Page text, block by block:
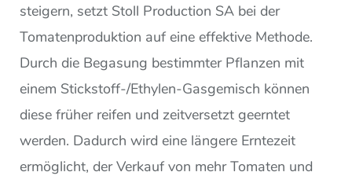
steigern, setzt Stoll Production SA bei der
Tomatenproduktion auf eine effektive Methode.
Durch die Begasung bestimmter Pflanzen mit
einem Stickstoff-/Ethylen-Gasgemisch können
diese früher reifen und zeitversetzt geerntet
werden. Dadurch wird eine längere Erntezeit
ermöglicht, der Verkauf von mehr Tomaten und